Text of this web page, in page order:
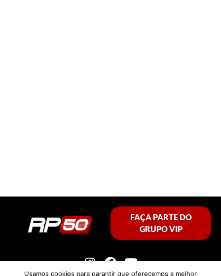
FAÇA PARTE DO
GRUPO VIP
Usamos cookies para garantir que oferecemos a melhor